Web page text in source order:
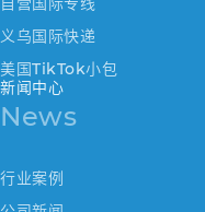
义乌国际快递
美国TikTok小包
新闻中心
News
行业案例